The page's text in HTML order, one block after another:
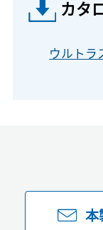
カタ
ウルトラ
本